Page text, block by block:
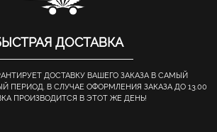
ДОСТАВКА
ДОСТАВКУ ВАШЕГО ЗАКАЗА В САМЫЙ
ПЕРИОД. В СЛУЧАЕ ОФОРМЛЕНИЯ ЗАКАЗА ДО 13.00
ПРОИЗВОДИТСЯ В ЭТОТ ЖЕ ДЕНЬ!